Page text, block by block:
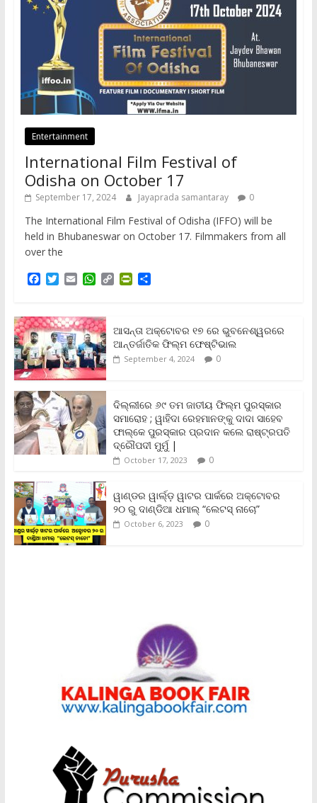
Entertainment
International Film Festival of
Odisha on October 17
September 17, 2024 Jayaprada samantaray 0
The International Film Festival of Odisha (IFFO) will be
held in Bhubaneswar on October 17. Filmmakers from all
over the
F
e
b
o
o
k
T
t
t
e
r
E
i
l
W
t
s
A
p
p
C
L
i
n
k
P
t
F
r
i
d
l
y
S
e
ଆସନ୍ତା ଅକ୍ଟୋବର ୧୭ ରେ ଭୁବନେଶ୍ୱରରେ
ଆନ୍ତର୍ଜାତିକ ଫିଲ୍ମ ଫେଷ୍ଟିଭାଲ
September 4, 2024 0
ଦିଲ୍ଲୀରେ ୬୯ ତମ ଜାତୀୟ ଫିଲ୍ମ ପୁରସ୍କାର
ସମାରୋହ ; ୱାହିଦା ରେହମାନଙ୍କୁ ଦାଦା ସାହେବ
ଫାଲ୍‌କେ ପୁରସ୍କାର ପ୍ରଦାନ କଲେ ରାଷ୍ଟ୍ରପତି
ଦ୍ରୌପଦୀ ମୁର୍ମୁ |
October 17, 2023 0
ୱାଣ୍ଡର ୱାର୍ଲ୍‌ଡ଼ ୱାଟର ପାର୍କରେ ଅକ୍ଟୋବର
୨୦ ରୁ ଦାଣ୍ଡିଆ ଧମାଲ୍ “ଲେଟସ୍ ନାଚୋ”
October 6, 2023 0